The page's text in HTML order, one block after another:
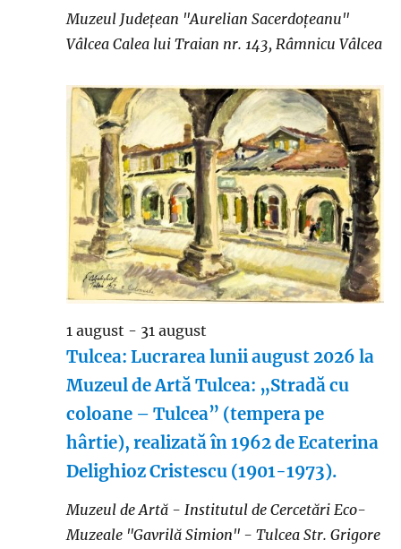
Muzeul Județean "Aurelian Sacerdoțeanu"
Vâlcea Calea lui Traian nr. 143, Râmnicu Vâlcea
Tulcea: Lucrarea lunii august 2026 la
Muzeul de Artă Tulcea: „Stradă cu
coloane – Tulcea” (tempera pe
hârtie), realizată în 1962 de Ecaterina
Delighioz Cristescu (1901-1973).
1 august - 31 august
Muzeul de Artă - Institutul de Cercetări Eco-
Muzeale "Gavrilă Simion" - Tulcea Str. Grigore